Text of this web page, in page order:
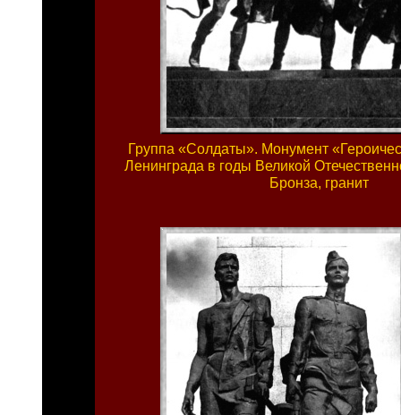
Группа «Солдаты». Монумент
Ленинграда в годы Великой
Бронза, гранит